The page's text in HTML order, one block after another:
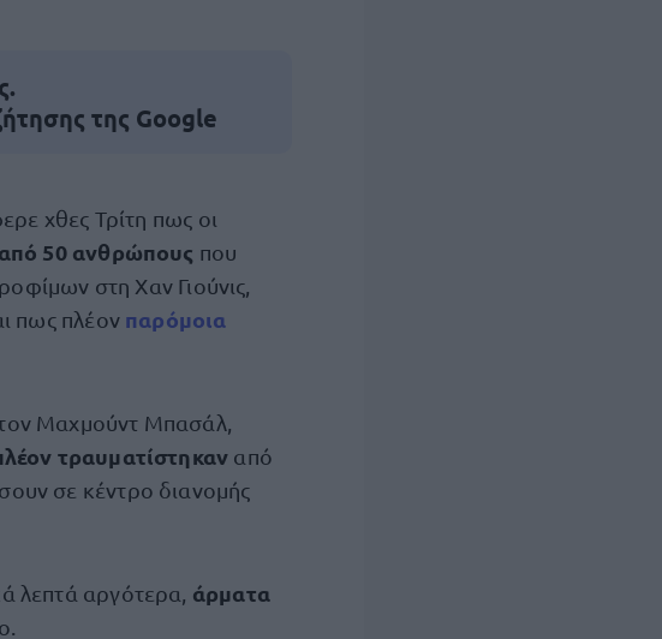
της Google
χθες Τρίτη πως οι
50 ανθρώπους που
στη Χαν Γιούνις,
πως πλέον παρόμοια
Μαχμούντ Μπασάλ,
τραυματίστηκαν από
σε κέντρο διανομής
λεπτά αργότερα, άρματα